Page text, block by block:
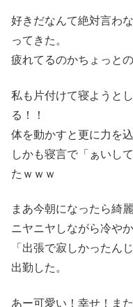
好きだなんて絶対言わ
ってきた。
疲れてるのかちょっと
私も片付けて寝ようと
る！！
体を動かすと更に力を
しかも寝言で「ぁいし
たｗｗｗ
まあ今朝になったら綺
ニヤニヤしながら冷や
「出張で寂しかったん
出勤した。
あー可愛い！幸せ！ま